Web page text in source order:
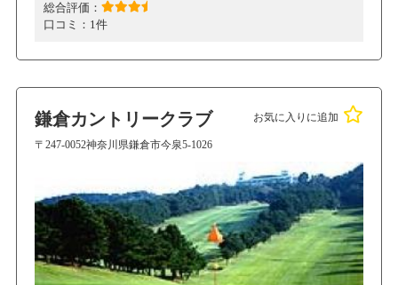
総合評価：
口コミ： 1件
鎌倉カントリークラブ
〒247-0052神奈川県鎌倉市今泉5-1026
お気に入りに追加